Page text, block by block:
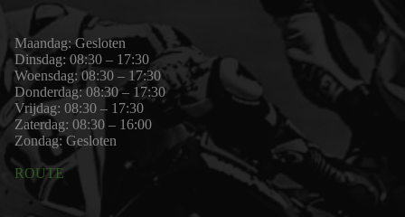
Maandag: Gesloten
Dinsdag: 08:30 – 17:30
Woensdag: 08:30 – 17:30
Donderdag: 08:30 – 17:30
Vrijdag: 08:30 – 17:30
Zaterdag: 08:30 – 16:00
Zondag: Gesloten
ROUTE